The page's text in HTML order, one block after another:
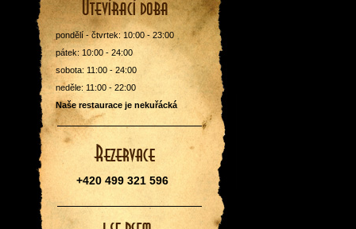
pondělí - čtvrtek: 10:00 - 23:00
pátek: 10:00 - 24:00
sobota: 11:00 - 24:00
neděle: 11:00 - 22:00
Naše restaurace je nekuřácká
+420 499 321 596